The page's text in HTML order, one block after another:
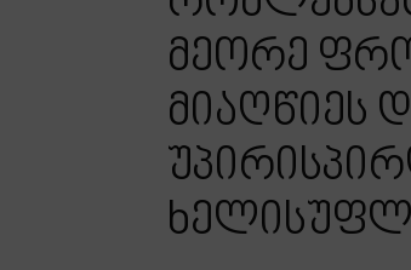
მეორე
მიაღწიეს